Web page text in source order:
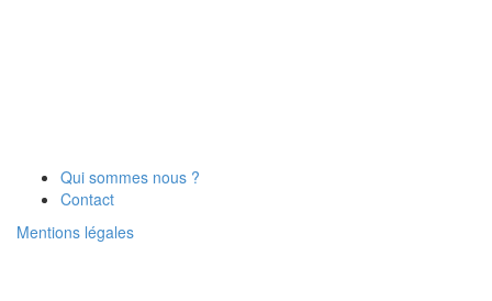
Qui sommes nous ?
Contact
Mentions légales